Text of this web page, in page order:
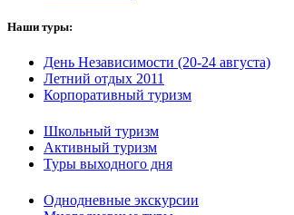
Наши туры:
День Независимости (20-24 августа)
Летний отдых 2011
Корпоративный туризм
Школьный туризм
Активный туризм
Туры выходного дня
Однодневные экскурсии